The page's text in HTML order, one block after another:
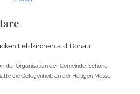
Feldkirchen a. d. Donau
der Organisation der Gemeinde. Schöne,
die Gelegenheit, an der Heiligen Messe